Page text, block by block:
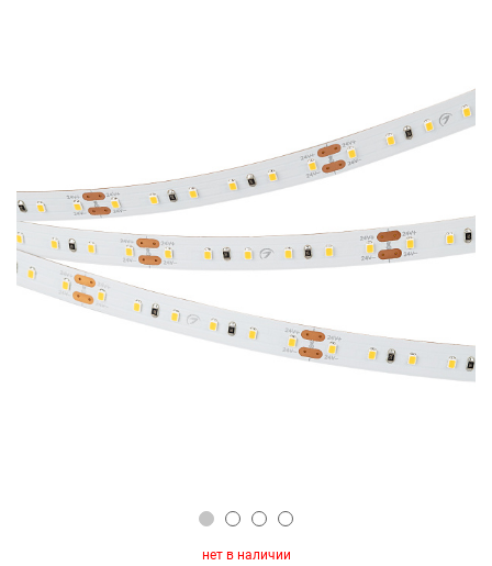
нет в наличии